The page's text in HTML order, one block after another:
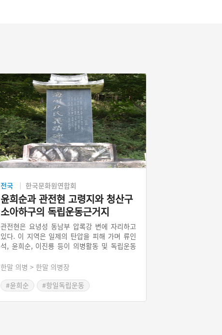
전국 한국문화원연합회
윤희순과 관전현 고령지와 청산구
소아하구의 독립운동근거지
관전현은 요녕성 동남부 압록강 변에 자리하고
있다. 이 지역은 일제의 탄압을 피해 가며 류인
석, 윤희순, 이진룡 등이 의병활동 및 독립운동
동부에 위치하고 있고, 고령지는 관전현의 동북
에 소속된 자연마을이다.
한말 의병 > 한말 의병장
#윤희순
#항일독립운동